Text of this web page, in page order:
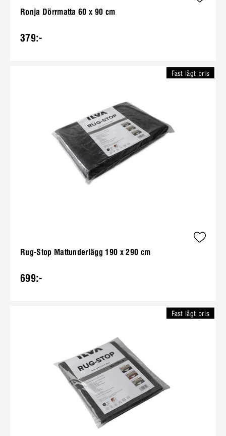
Ronja Dörrmatta 60 x 90 cm
379:-
Rug-Stop Mattunderlägg 190 x 290 cm
699:-
Fast lågt pris
Fast lågt pris